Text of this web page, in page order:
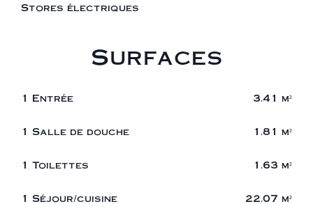
Stores électriques
Surfaces
1 Entrée 3.41 m²
1 Salle de douche 1.81 m²
1 Toilettes 1.63 m²
1 Séjour/cuisine 22.07 m²